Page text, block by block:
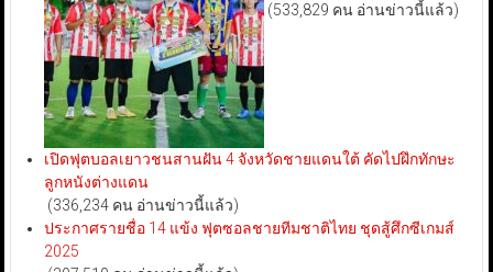
(533,829 คน อ่านข่าวนี้แล้ว)
เปิดฟุตบอลเยาวชนสานฝัน 4 จังหวัดชายแดนใต้ คัดไปฝึกทักษะ
ลูกหนังต่างแดน
(336,234 คน อ่านข่าวนี้แล้ว)
ประกาศรายชื่อ 14 แข้ง ฟุตซอลชายทีมชาติไทย ชุดสู้ศึกซีเกมส์
2025